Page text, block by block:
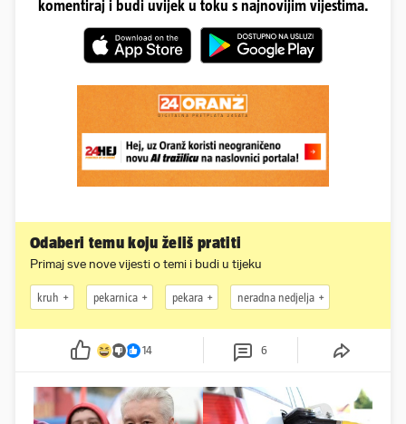
komentiraj i budi uvijek u toku s najnovijim vijestima.
Odaberi temu koju želiš pratiti
Primaj sve nove vijesti o temi i budi u tijeku
kruh pekarnica pekara neradna nedjelja
14 6